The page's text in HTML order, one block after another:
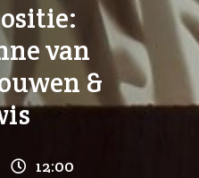
van
&
12:00